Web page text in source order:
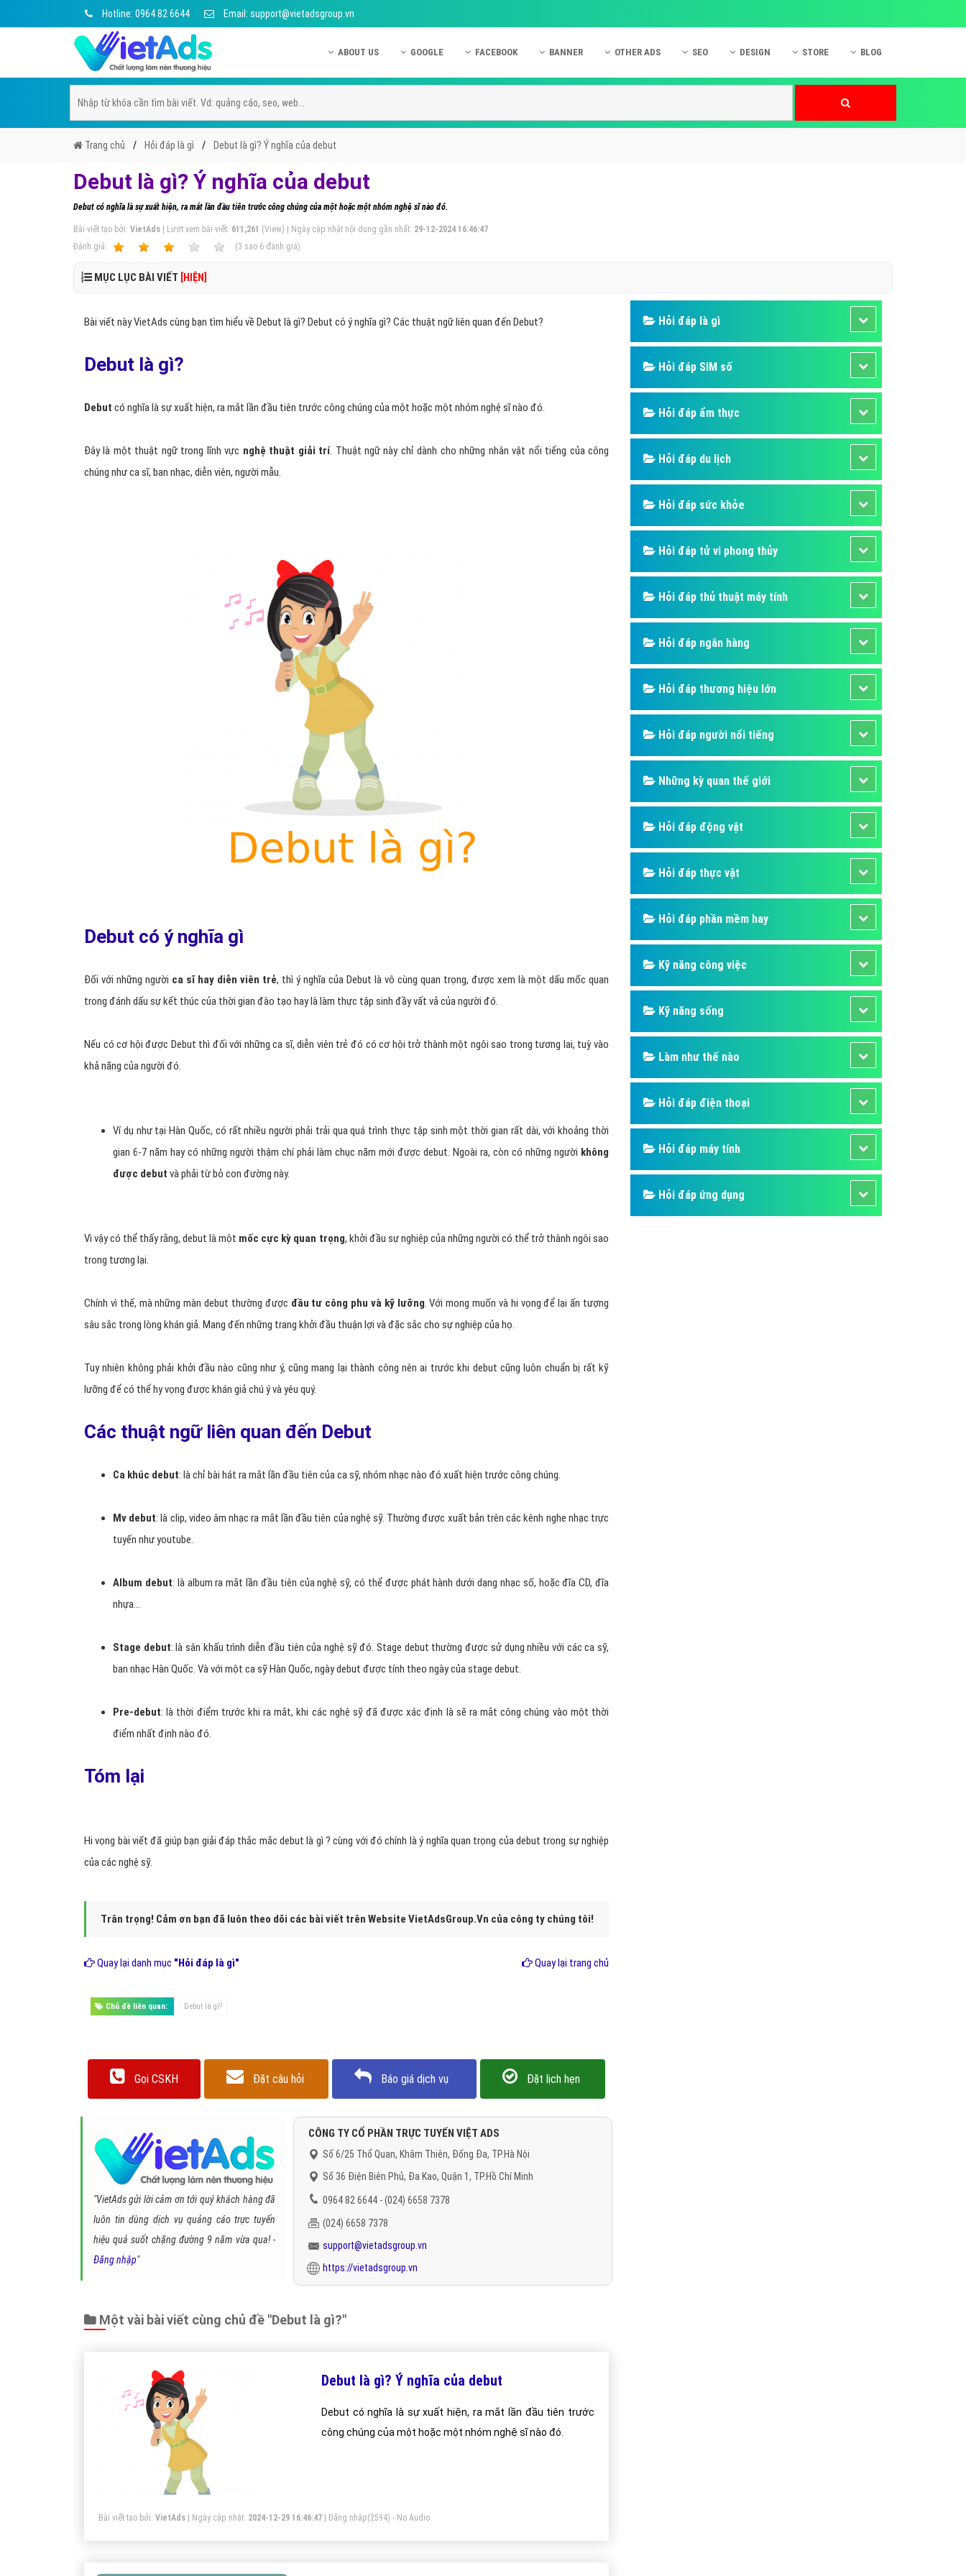
Hotline: 0964 82 6644 Email: support@vietadsgroup.vn
ABOUT US GOOGLE FACEBOOK BANNER OTHER ADS
Dịch vụ Domain & Hosting
Hỏi đáp phần mềm
Hỏi đáp quảng cáo TVC
Hỏi đáp quảng cáo Skype
Hỏi đáp Domain & Hosting
Hỏi đáp viết bài Marketing
Quảng cáo Youtube
Dịch vụ quảng cáo Youtube
Thiết kế ứng dụng
Quảng cáo Cốc Cốc hiệu quả
Quảng cáo Zalo chuyên nghiệp
Định nghĩa
SEO DESIGN STORE BLOG
Trang chủ Hỏi đáp là gì Debut là gì? Ý nghĩa của debut
Debut là gì? Ý nghĩa của debut
Debut có nghĩa là sự xuất hiện, ra mắt lần đầu tiên trước công chúng của một hoặc một nhóm nghệ sĩ nào đó.
Bài viết tạo bởi: VietAds | Lượt xem bài viết: 611,261 (View) | Ngày cập nhật nội dung gần nhất: 29-12-2024 16:46:47
Ðánh giá:
(3 sao 6 đánh giá)
MỤC LỤC BÀI VIẾT [HIỆN]
Bài viết này VietAds cùng bạn tìm hiểu về Debut là gì? Debut có ý nghĩa gì? Các thuật ngữ liên quan đến Debut?
Debut là gì?
Debut có nghĩa là sự xuất hiện, ra mắt lần đầu tiên trước công chúng của một hoặc một nhóm nghệ sĩ nào đó.
Đây là một thuật ngữ trong lĩnh vực nghệ thuật giải trí. Thuật ngữ này chỉ dành cho những nhân vật nổi tiếng của công
chúng như ca sĩ, ban nhạc, diễn viên, người mẫu.
Debut có ý nghĩa gì
Đối với những người ca sĩ hay diễn viên trẻ, thì ý nghĩa của Debut là vô cùng quan trọng, được xem là một dấu mốc quan
trong đánh dấu sự kết thúc của thời gian đào tạo hay là làm thực tập sinh đầy vất vả của người đó.
Nếu có cơ hội được Debut thì đối với những ca sĩ, diễn viên trẻ đó có cơ hội trở thành một ngôi sao trong tương lai, tuỳ vào
khả năng của người đó.
Ví dụ như tại Hàn Quốc, có rất nhiều người phải trải qua quá trình thực tập sinh một thời gian rất dài, với khoảng thời
gian 6-7 năm hay có những người thậm chí phải làm chục năm mới được debut. Ngoài ra, còn có những người không
được debut và phải từ bỏ con đường này.
Vì vậy có thể thấy rằng, debut là một mốc cực kỳ quan trọng, khởi đầu sự nghiệp của những người có thể trở thành ngôi sao
trong tương lại.
Chính vì thế, mà những màn debut thường được đầu tư công phu và kỹ lưỡng. Với mong muốn và hi vọng để lại ấn tượng
sâu sắc trong lòng khán giả. Mang đến những trang khởi đầu thuận lợi và đặc sắc cho sự nghiệp của họ.
Tuy nhiên không phải khởi đầu nào cũng như ý, cũng mang lại thành công nên ai trước khi debut cũng luôn chuẩn bị rất kỹ
lưỡng để có thể hy vọng được khán giả chú ý và yêu quý.
Các thuật ngữ liên quan đến Debut
Ca khúc debut: là chỉ bài hát ra mắt lần đầu tiên của ca sỹ, nhóm nhạc nào đó xuất hiện trước công chúng.
Mv debut: là clip, video âm nhạc ra mắt lần đầu tiên của nghệ sỹ. Thường được xuất bản trên các kênh nghe nhạc trực
tuyến như youtube.
Album debut: là album ra mắt lần đầu tiên của nghệ sỹ, có thể được phát hành dưới dạng nhạc số, hoặc đĩa CD, đĩa
nhựa…
Stage debut: là sân khấu trình diễn đầu tiên của nghệ sỹ đó. Stage debut thường được sử dụng nhiều với các ca sỹ,
ban nhạc Hàn Quốc. Và với một ca sỹ Hàn Quốc, ngày debut được tính theo ngày của stage debut.
Pre-debut: là thời điểm trước khi ra mắt, khi các nghệ sỹ đã được xác định là sẽ ra mắt công chúng vào một thời
điểm nhất định nào đó.
Tóm lại
Hi vọng bài viết đã giúp bạn giải đáp thắc mắc debut là gì ? cùng với đó chính là ý nghĩa quan trọng của debut trong sự nghiệp
của các nghệ sỹ.
Trân trọng! Cảm ơn bạn đã luôn theo dõi các bài viết trên Website VietAdsGroup.Vn của công ty chúng tôi!
Quay lại danh mục "Hỏi đáp là gì" Quay lại trang chủ
Chủ đề liên quan: Debut là gì?
Gọi CSKH Đặt câu hỏi Báo giá dịch vụ Đặt lịch hẹn
"VietAds gửi lời cảm ơn tới quý khách hàng đã
luôn tin dùng dịch vụ quảng cáo trực tuyến
hiệu quả suốt chặng đường 9 năm vừa qua! -
Đăng nhập"
CÔNG TY CỔ PHẦN TRỰC TUYẾN VIỆT ADS
Số 6/25 Thổ Quan, Khâm Thiên, Đống Đa, TP.Hà Nội
Số 36 Điện Biên Phủ, Đa Kao, Quận 1, TP.Hồ Chí Minh
0964 82 6644 - (024) 6658 7378
(024) 6658 7378
support@vietadsgroup.vn
https://vietadsgroup.vn
Một vài bài viết cùng chủ đề "Debut là gì?"
Debut là gì? Ý nghĩa của debut
Debut có nghĩa là sự xuất hiện, ra mắt lần đầu tiên trước
công chúng của một hoặc một nhóm nghệ sĩ nào đó.
Bài viết tạo bởi: VietAds | Ngày cập nhật: 2024-12-29 16:46:47 Đăng nhập(2594) - No Audio
Hỏi đáp là gì
Hỏi đáp SIM số
Hỏi đáp ẩm thực
Hỏi đáp du lịch
Hỏi đáp sức khỏe
Hỏi đáp tử vi phong thủy
Hỏi đáp thủ thuật máy tính
Hỏi đáp ngân hàng
Hỏi đáp thương hiệu lớn
Hỏi đáp người nổi tiếng
Những kỳ quan thế giới
Hỏi đáp động vật
Hỏi đáp thực vật
Hỏi đáp phần mềm hay
Kỹ năng công việc
Kỹ năng sống
Làm như thế nào
Hỏi đáp điện thoại
Hỏi đáp máy tính
Hỏi đáp ứng dụng